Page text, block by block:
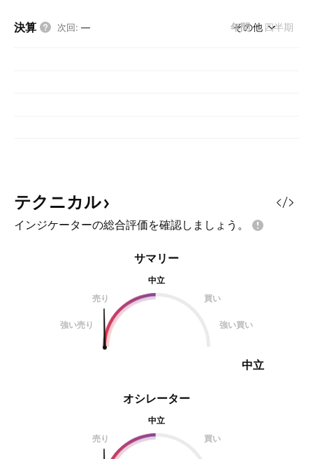
決算 次回: — 年間 四半期
その他
テクニカル
インジケーターの総合評価を確認しましょう。
オシレーター
中立
売り
買い
サマリー
中立
売り
買い
強い売り 強い買い
中立